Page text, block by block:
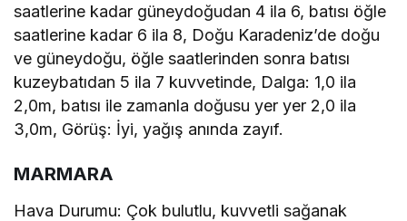
saatlerine kadar güneydoğudan 4 ila 6, batısı öğle
saatlerine kadar 6 ila 8, Doğu Karadeniz’de doğu
ve güneydoğu, öğle saatlerinden sonra batısı
kuzeybatıdan 5 ila 7 kuvvetinde, Dalga: 1,0 ila
2,0m, batısı ile zamanla doğusu yer yer 2,0 ila
3,0m, Görüş: İyi, yağış anında zayıf.
MARMARA
Hava Durumu: Çok bulutlu, kuvvetli sağanak